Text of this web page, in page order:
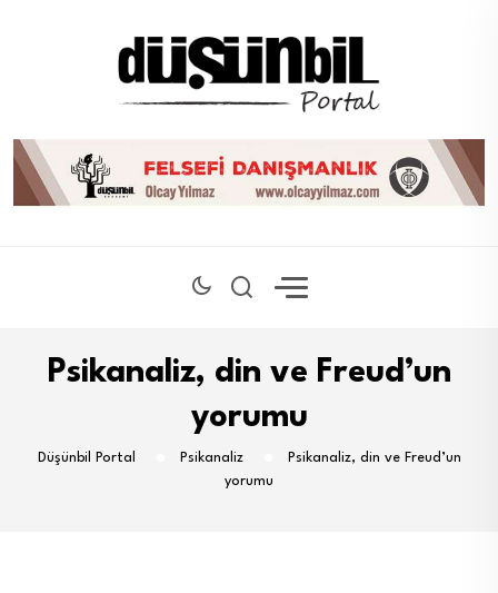
Psikanaliz, din ve Freud’un
yorumu
Düşünbil Portal Psikanaliz
Psikanaliz, din ve Freud’un
yorumu